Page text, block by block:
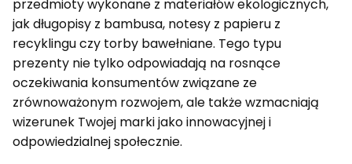
przedmioty wykonane z materiałów ekologicznych,
jak długopisy z bambusa, notesy z papieru z
recyklingu czy torby bawełniane. Tego typu
prezenty nie tylko odpowiadają na rosnące
oczekiwania konsumentów związane ze
zrównoważonym rozwojem, ale także wzmacniają
wizerunek Twojej marki jako innowacyjnej i
odpowiedzialnej społecznie.